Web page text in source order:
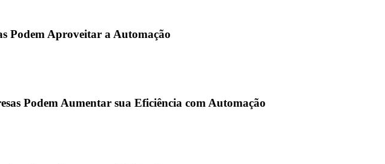
Podem Aproveitar a Automação
Podem Aumentar sua Eficiência com Automação